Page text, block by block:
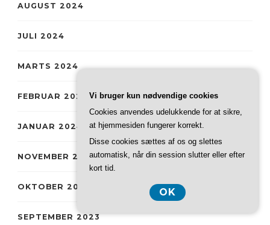
AUGUST 2024
JULI 2024
MARTS 2024
FEBRUAR 2024
JANUAR 2024
NOVEMBER 2023
OKTOBER 2023
SEPTEMBER 2023
Vi bruger kun nødvendige cookies
Cookies anvendes udelukkende for at sikre,
at hjemmesiden fungerer korrekt.
Disse cookies sættes af os og slettes
automatisk, når din session slutter eller efter
kort tid.
OK